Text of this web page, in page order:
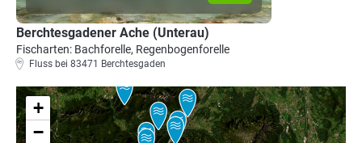
Berchtesgadener Ache (Unterau)
Fischarten: Bachforelle, Regenbogenforelle
Fluss bei 83471 Berchtesgaden
+
−